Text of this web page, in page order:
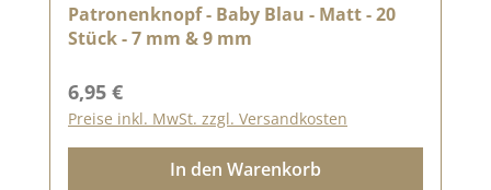
Patronenknopf - Baby Blau - Matt - 20
Stück - 7 mm & 9 mm
Regulärer Preis:
6,95 €
Preise inkl. MwSt. zzgl. Versandkosten
In den Warenkorb